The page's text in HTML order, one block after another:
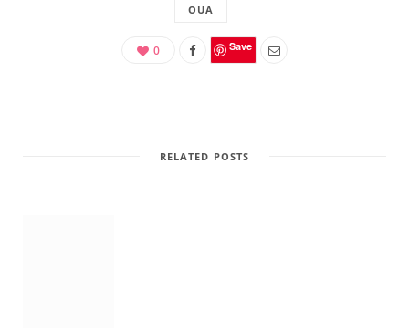
OUA
0 Save
RELATED POSTS